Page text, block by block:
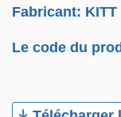
Fabricant:
Le code du